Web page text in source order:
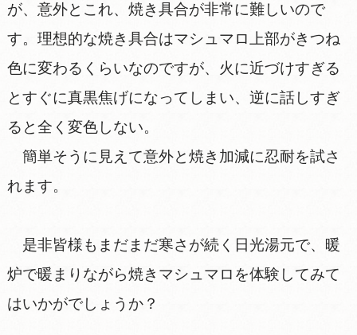
が、意外とこれ、焼き具合が非常に難しいので
す。理想的な焼き具合はマシュマロ上部がきつね
色に変わるくらいなのですが、火に近づけすぎる
とすぐに真黒焦げになってしまい、逆に話しすぎ
ると全く変色しない。
簡単そうに見えて意外と焼き加減に忍耐を試さ
れます。
是非皆様もまだまだ寒さが続く日光湯元で、暖
炉で暖まりながら焼きマシュマロを体験してみて
はいかがでしょうか？